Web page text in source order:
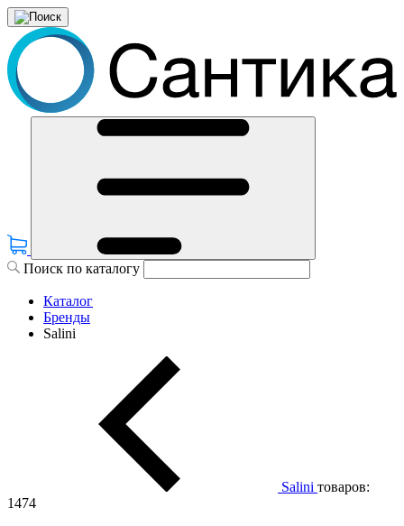
Поиск по каталогу
Каталог
Бренды
Salini
Salini товаров:
1474